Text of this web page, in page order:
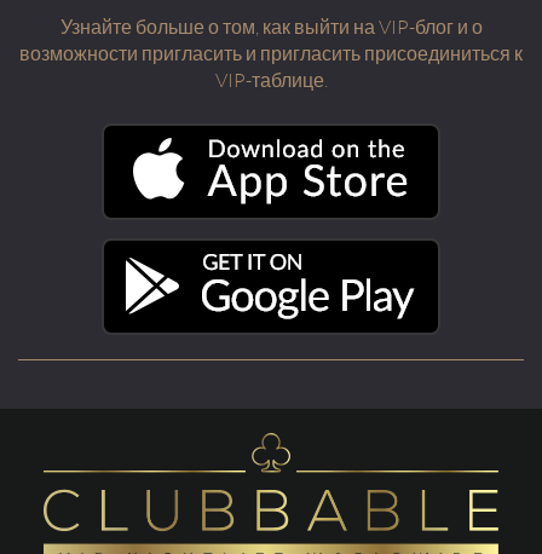
Узнайте больше о том, как выйти на VIP-блог и о
возможности пригласить и пригласить присоединиться к
VIP-таблице.